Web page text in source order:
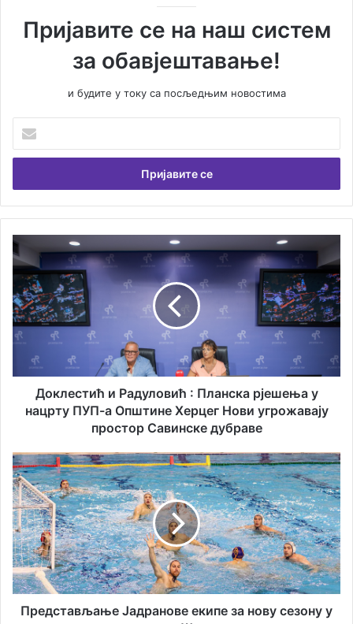
Пријавите се на наш систем
за обавјештавање!
и будите у току са посљедњим новостима
е
и
т
В
а
ш
у
е
м
а
л
с
у
Д
о
к
л
е
с
т
ћ
у
л
о
в
и
ћ
:
П
л
Доклестић и Радуловић : Планска рјешења у
нацрту ПУП-а Општине Херцег Нови угрожавају
простор Савинске дубраве
П
р
е
д
с
т
а
в
љ
Представљање Јадранове екипе за нову сезону у